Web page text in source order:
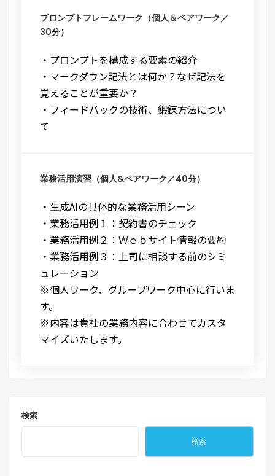
プロンプトフレームワーク（個人＆ペアワーク／
30分）
・プロンプトを構成する要素の紹介
・マークダウン記法とは何か？なぜ記法を
覚えることが重要か？
・フィードバックの技術、鍛錬方法につい
て
業務活用演習（個人&ペアワーク／40分）
・生成AIの具体的な業務活用シーン
・業務活用例１：契約書のチェック
・業務活用例２：Ｗｅｂサイト情報の要約
・業務活用例３：上司に相談する前のシミ
ュレーション
※個人ワーク、グループワーク中心に行いま
す。
※内容は貴社の業務内容に合わせてカスタ
マイズいたします。
検索
検索